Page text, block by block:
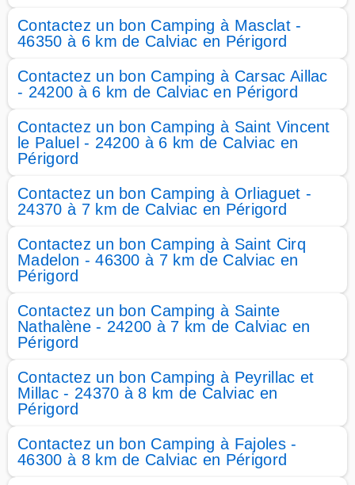
Contactez un bon Camping à Masclat -
46350 à 6 km de Calviac en Périgord
Contactez un bon Camping à Carsac Aillac
- 24200 à 6 km de Calviac en Périgord
Contactez un bon Camping à Saint Vincent
le Paluel - 24200 à 6 km de Calviac en
Périgord
Contactez un bon Camping à Orliaguet -
24370 à 7 km de Calviac en Périgord
Contactez un bon Camping à Saint Cirq
Madelon - 46300 à 7 km de Calviac en
Périgord
Contactez un bon Camping à Sainte
Nathalène - 24200 à 7 km de Calviac en
Périgord
Contactez un bon Camping à Peyrillac et
Millac - 24370 à 8 km de Calviac en
Périgord
Contactez un bon Camping à Fajoles -
46300 à 8 km de Calviac en Périgord